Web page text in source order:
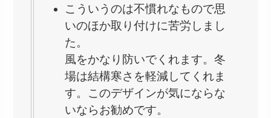
こういうのは不慣れなもので思
いのほか取り付けに苦労しまし
た。
風をかなり防いでくれます。冬
場は結構寒さを軽減してくれま
す。このデザインが気にならな
いならお勧めです。